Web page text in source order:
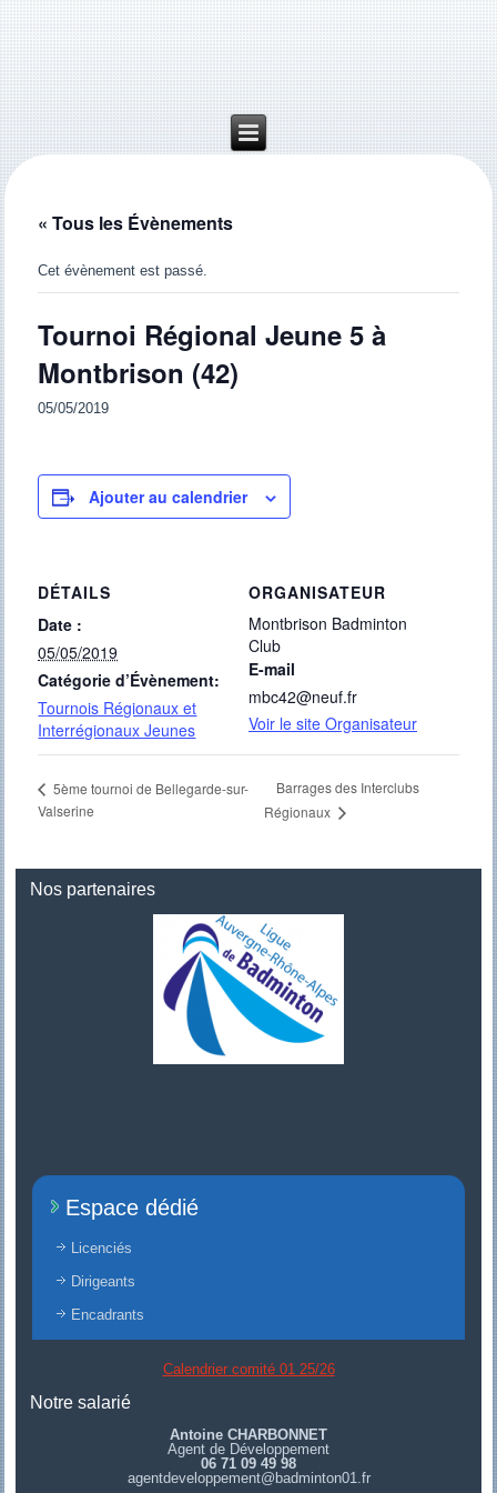
« Tous les Évènements
Cet évènement est passé.
Tournoi Régional Jeune 5 à
Montbrison (42)
05/05/2019
Ajouter au calendrier
DÉTAILS
Date :
05/05/2019
Catégorie d’Évènement:
Tournois Régionaux et
Interrégionaux Jeunes
ORGANISATEUR
Montbrison Badminton
Club
E-mail
mbc42@neuf.fr
Voir le site Organisateur
5ème tournoi de Bellegarde-sur-
Valserine
Barrages des Interclubs
Régionaux
Nos partenaires
Espace dédié
Licenciés
Dirigeants
Encadrants
Calendrier comité 01 25/26
Notre salarié
Antoine CHARBONNET
Agent de Développement
06 71 09 49 98
agentdeveloppement@badminton01.fr